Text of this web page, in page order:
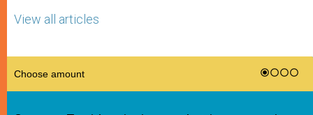
View all articles